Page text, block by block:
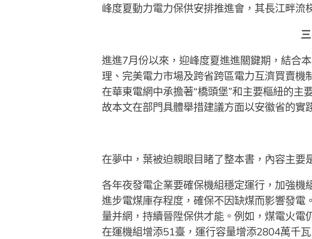
峰度夏動力電力保供安排推進會，其長江畔
進進7月份以來，迎峰度夏進進關鍵期，結合
理、完美電力市場及跨省跨區電力互濟買賣
在華東電網中承擔著“橋頭堡”和主要樞紐的主
故本文在部門具體舉措建議方面以安徽省的實
在夢中，葉被迫親眼目睹了整本書，內容主要
各年夜發電企業要確保機組穩定運行，加強機
進步電煤庫存程度，確保不因缺煤而影響發電
量并網，持續晉陞保供才能。例如，煤電火電
在運機組增添51臺，運行容量增添2804萬千